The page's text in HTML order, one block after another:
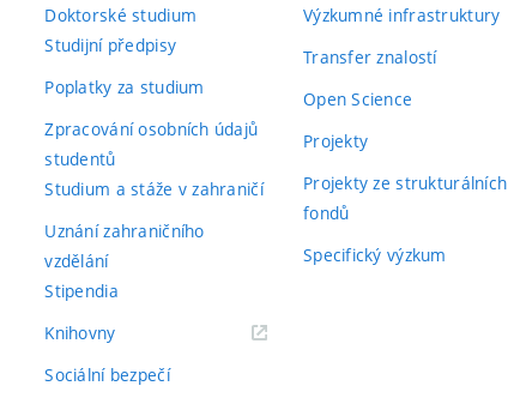
Doktorské studium
Studijní předpisy
Poplatky za studium
Zpracování osobních údajů
studentů
Studium a stáže v zahraničí
Uznání zahraničního
vzdělání
Stipendia
Knihovny(externí
Sociální bezpečí
Výzkumné infrastruktury
Transfer znalostí
Open Science
Projekty
Projekty ze strukturálních
fondů
Specifický výzkum